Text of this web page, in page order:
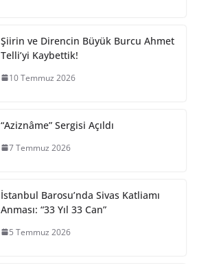
Şiirin ve Direncin Büyük Burcu Ahmet
Telli’yi Kaybettik!
10 Temmuz 2026
“Aziznâme” Sergisi Açıldı
7 Temmuz 2026
İstanbul Barosu’nda Sivas Katliamı
Anması: “33 Yıl 33 Can”
5 Temmuz 2026